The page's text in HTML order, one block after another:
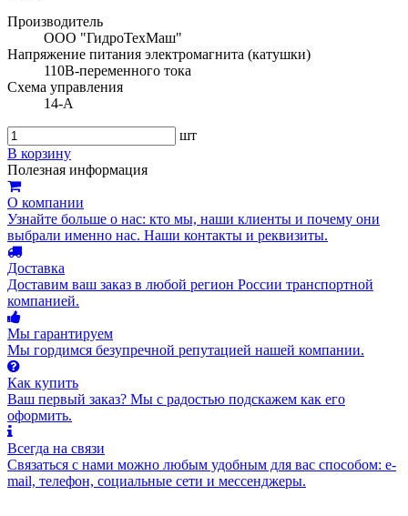
Производитель
ООО "ГидроТехМаш"
Напряжение питания электромагнита (катушки)
110В-переменного тока
Схема управления
14-А
шт
В корзину
Полезная информация
О компании
Узнайте больше о нас: кто мы, наши клиенты и почему они
выбрали именно нас. Наши контакты и реквизиты.
Доставка
Доставим ваш заказ в любой регион России транспортной
компанией.
Мы гарантируем
Мы гордимся безупречной репутацией нашей компании.
Как купить
Ваш первый заказ? Мы с радостью подскажем как его
оформить.
Всегда на связи
Связаться с нами можно любым удобным для вас способом: e-
mail, телефон, социальные сети и мессенджеры.